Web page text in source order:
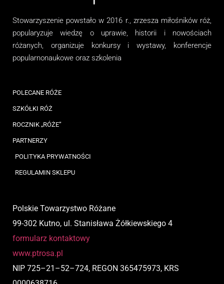
Stowarzyszenie powstało w 2016 r., zrzesza miłośników róż,
popularyzuje wiedzę o uprawie, historii i nowościach
różanych, organizujekonkursy i wystawy, konferencje
popularnonaukowe oraz szkolenia
POLECANE RÓŻE
SZKÓŁKI RÓŻ
ROCZNIK „RÓŻE”
PARTNERZY
POLITYKA PRYWATNOŚCI
REGULAMIN SKLEPU
Polskie Towarzystwo Różane
99-302 Kutno, ul. Stanisława Żółkiewskiego 4
formularz kontaktowy
www.ptrosa.pl
NIP 725–21 –52–724, REGON 365475973, KRS